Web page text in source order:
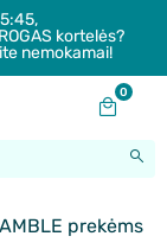
kortelės?
nemokamai!
0
prekėms